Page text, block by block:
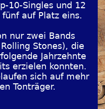
10-Singles und 12
auf Platz eins.
nur zwei Bands
Stones), die
Jahrzehnte
erzielen konnten.
sich auf mehr
Tonträger.